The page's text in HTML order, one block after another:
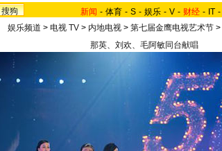
搜狗 新闻 - 体育 - S - 娱乐 - V - 财经 - IT -
娱乐频道 > 电视 TV > 内地电视 > 第七届金鹰电视艺术节 >
那英、刘欢、毛阿敏同台献唱